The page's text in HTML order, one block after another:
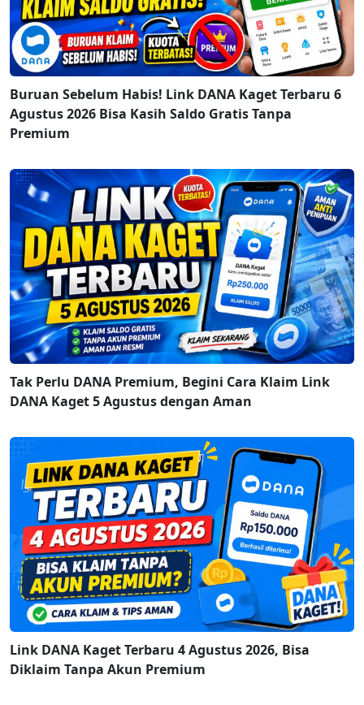
Buruan Sebelum Habis! Link DANA Kaget Terbaru 6
Agustus 2026 Bisa Kasih Saldo Gratis Tanpa
Premium
Tak Perlu DANA Premium, Begini Cara Klaim Link
DANA Kaget 5 Agustus dengan Aman
Link DANA Kaget Terbaru 4 Agustus 2026, Bisa
Diklaim Tanpa Akun Premium